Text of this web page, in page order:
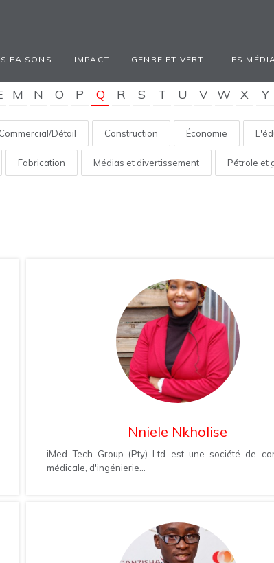
FAISONS IMPACT GENRE ET VERT LES
M N O P Q R S T U V W X Y
Commercial/Détail Construction Économie
Fabrication Médias et divertissement Pétrole et
Nniele Nkholise
iMed Tech Group (Pty) Ltd est une société de
médicale, d'ingénierie...